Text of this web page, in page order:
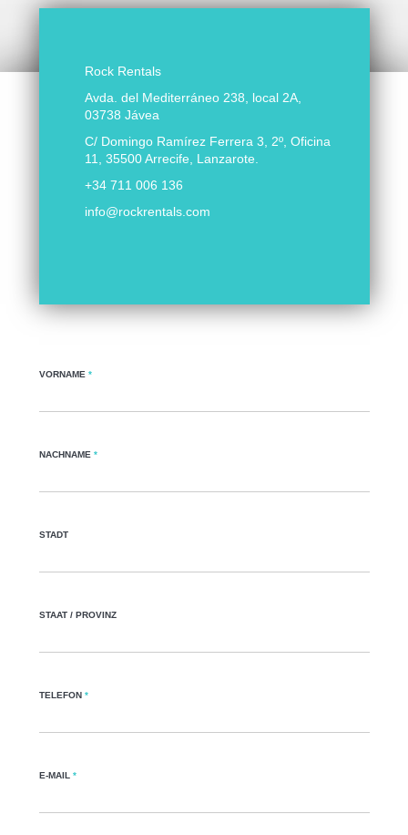
Rock Rentals
Avda. del Mediterráneo 238, local 2A,
03738 Jávea
C/ Domingo Ramírez Ferrera 3, 2º, Oficina
11, 35500 Arrecife, Lanzarote.
+34 711 006 136
info@rockrentals.com
VORNAME *
NACHNAME *
STADT
STAAT / PROVINZ
TELEFON *
E-MAIL *